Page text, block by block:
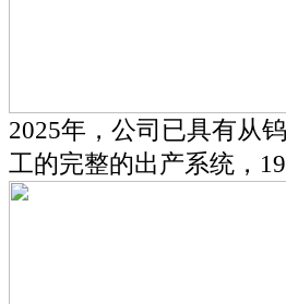
2025年，公司已具有从
工的完整的出产系统，